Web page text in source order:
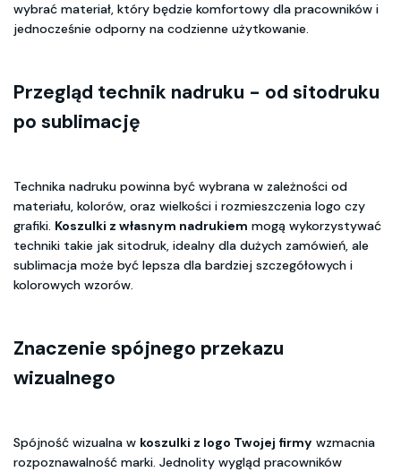
wybrać materiał, który będzie komfortowy dla pracowników i
jednocześnie odporny na codzienne użytkowanie.
Przegląd technik nadruku - od sitodruku
po sublimację
Technika nadruku powinna być wybrana w zależności od
materiału, kolorów, oraz wielkości i rozmieszczenia logo czy
grafiki. Koszulki z własnym nadrukiem mogą wykorzystywać
techniki takie jak sitodruk, idealny dla dużych zamówień, ale
sublimacja może być lepsza dla bardziej szczegółowych i
kolorowych wzorów.
Znaczenie spójnego przekazu
wizualnego
Spójność wizualna w koszulki z logo Twojej firmy wzmacnia
rozpoznawalność marki. Jednolity wygląd pracowników